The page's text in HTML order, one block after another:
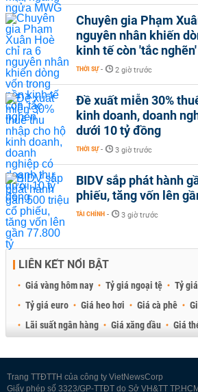
Chuyên gia Phạm
nguyên nhân khiến
kinh tế còn 'tắc nghẽn'
THỜI SỰ - 2 giờ trước
Đề xuất miễn 30%
kinh doanh, doanh
dưới 10 tỷ đồng
THỜI SỰ - 3 giờ trước
BIDV sắp phát hành
phiếu, tăng vốn lên
TÀI CHÍNH - 3 giờ trước
LIÊN KẾT NỔI BẬT
Giá vàng hôm nay Tỷ giá ngoại tệ Tỷ
Tỷ giá euro
Giá heo hơi Giá cà phê
Lãi suất ngân hàng
Giá xăng dầu
Giá
Trang TTĐTTH của công ty VietNewsCorp
Giấy phép số 3323/GP-TTĐT do Sở VH&TT